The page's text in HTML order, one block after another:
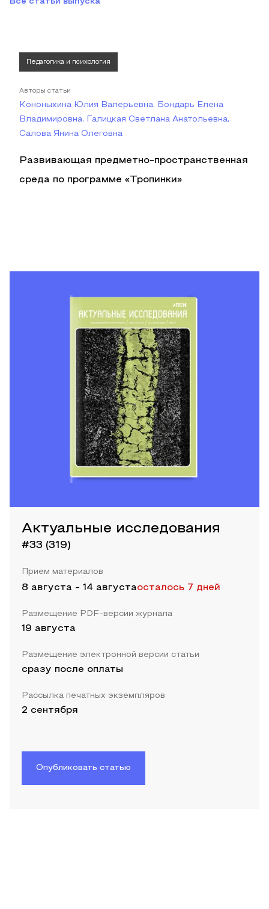
Педагогика и психология
Авторы статьи
Кононыхина Юлия Валерьевна, Бондарь Елена
Владимировна, Галицкая Светлана Анатольевна,
Салова Янина Олеговна
Развивающая предметно-пространственная
среда по программе «Тропинки»
Актуальные исследования
#33 (319)
Прием материалов
8 августа - 14 августаосталось 7 дней
Размещение PDF-версии журнала
19 августа
Размещение электронной версии статьи
сразу после оплаты
Рассылка печатных экземпляров
2 сентября
Опубликовать статью